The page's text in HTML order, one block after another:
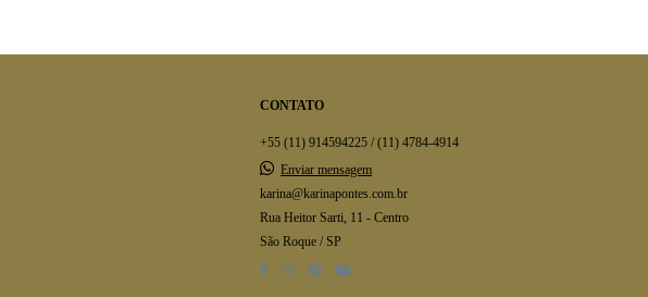
CONTATO
+55 (11) 914594225 / (11) 4784-4914
Enviar mensagem
karina@karinapontes.com.br
Rua Heitor Sarti, 11 - Centro
São Roque / SP